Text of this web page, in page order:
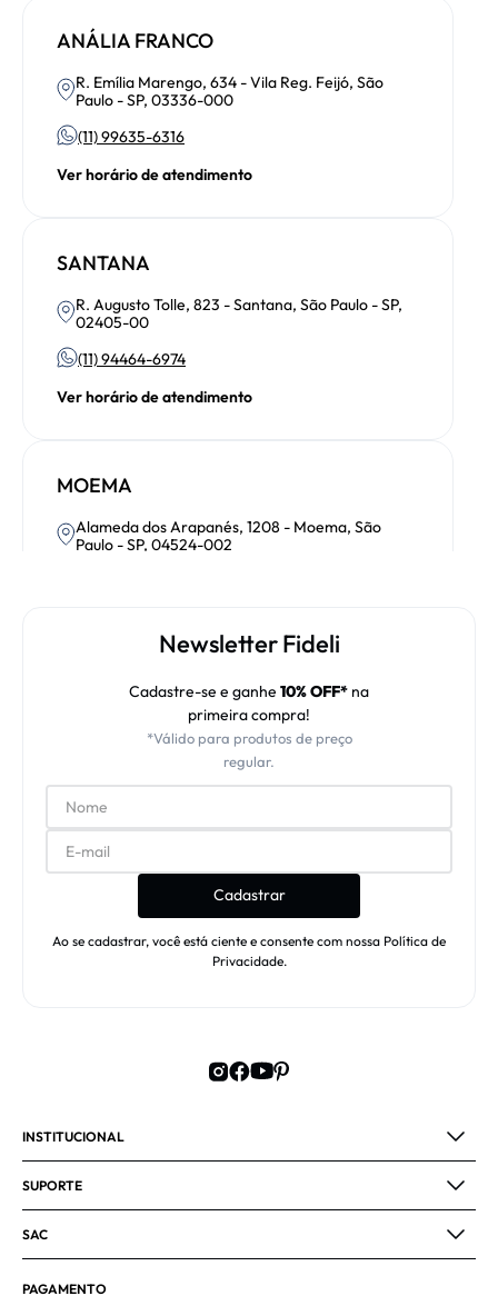
ANÁLIA FRANCO
R. Emília Marengo, 634 - Vila Reg. Feijó, São
Paulo - SP, 03336-000
(11) 99635-6316
Ver horário de atendimento
SANTANA
R. Augusto Tolle, 823 - Santana, São Paulo - SP,
02405-00
(11) 94464-6974
Ver horário de atendimento
MOEMA
Alameda dos Arapanés, 1208 - Moema, São
Paulo - SP, 04524-002
CAMBUÍ (Campinas)
R. Antônio Lapa, 847 - Cambuí, Campinas - SP,
(19) 99904-4702
Ver horário de atendimento
OUTLET PREMIUM SÃO PAULO
Rod. dos Bandeirantes, Km 72 - Rio Abaixo,
Ver horário de atendimento
Newsletter Fideli
Cadastre-se e ganhe 10% OFF* na
primeira compra!
*Válido para produtos de preço
regular.
Cadastrar
Ao se cadastrar, você está ciente e consente com nossa Política de
Privacidade.
INSTITUCIONAL
SUPORTE
SAC
PAGAMENTO